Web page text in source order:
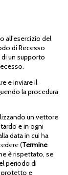
all’esercizio del
di Recesso
un supporto
e inviare il
la procedura
un vettore
e in ogni
data in cui ha
(Termine
è rispettato, se
periodo di
protetto e